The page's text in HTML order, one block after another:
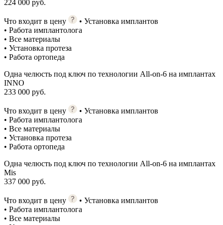
224 000 руб.
Что входит в цену
• Установка имплантов
• Работа имплантолога
• Все материалы
• Установка протеза
• Работа ортопеда
Одна челюсть под ключ по технологии All-on-6 на имплантах
INNO
233 000 руб.
Что входит в цену
• Установка имплантов
• Работа имплантолога
• Все материалы
• Установка протеза
• Работа ортопеда
Одна челюсть под ключ по технологии All-on-6 на имплантах
Mis
337 000 руб.
Что входит в цену
• Установка имплантов
• Работа имплантолога
• Все материалы